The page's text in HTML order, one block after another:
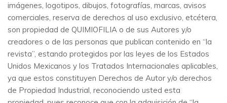
imágenes, logotipos, dibujos, fotografías, marcas, avisos
comerciales, reserva de derechos al uso exclusivo, etcétera,
son propiedad de QUIMIOFILIA o de sus Autores y/o
creadores o de las personas que publican contenido en “la
revista”, estando protegidos por las leyes de los Estados
Unidos Mexicanos y los Tratados Internacionales aplicables,
ya que estos constituyen Derechos de Autor y/o derechos
de Propiedad Industrial, reconociendo usted esta